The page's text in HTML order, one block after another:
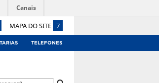
MAPA DO SITE 7
Canais
TELEFONES